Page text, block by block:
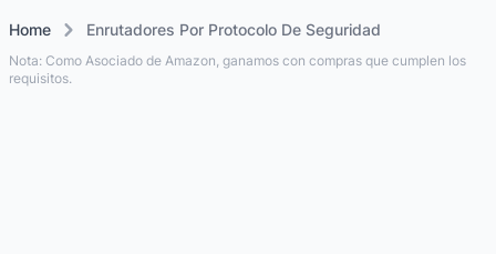
Home Enrutadores Por Protocolo De Seguridad
Nota: Como Asociado de Amazon, ganamos con compras que cumplen los
requisitos.